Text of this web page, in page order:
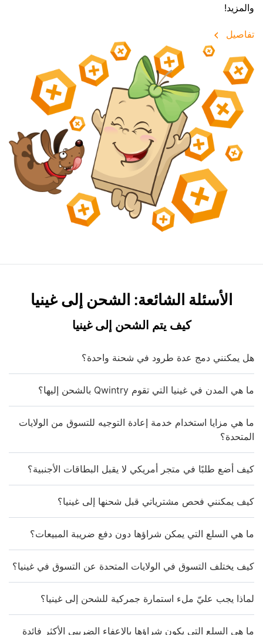
والمزيد!
تفاصيل
الأسئلة الشائعة: الشحن إلى غينيا
كيف يتم الشحن إلى غينيا
هل يمكنني دمج عدة طرود في شحنة واحدة؟
ما هي المدن في غينيا التي تقوم Qwintry بالشحن إليها؟
ما هي مزايا استخدام خدمة إعادة التوجيه للتسوق من الولايات
المتحدة؟
كيف أضع طلبًا في متجر أمريكي لا يقبل البطاقات الأجنبية؟
كيف يمكنني فحص مشترياتي قبل شحنها إلى غينيا؟
ما هي السلع التي يمكن شراؤها دون دفع ضريبة المبيعات؟
كيف يختلف التسوق في الولايات المتحدة عن التسوق في غينيا؟
لماذا يجب عليّ ملء استمارة جمركية للشحن إلى غينيا؟
ما هي السلع التي يكون شراؤها بالإعفاء الضريبي الأكثر فائدة